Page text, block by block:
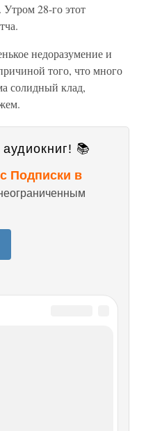
28-го этот
недоразумение и
того, что много
солидный клад,
📚
Подписки в